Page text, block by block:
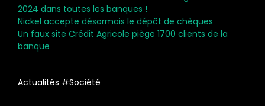
2024 dans toutes les banques !
Nickel accepte désormais le dépôt de chèques
Un faux site Crédit Agricole piège 1700 clients de la
banque
Actualités #Société